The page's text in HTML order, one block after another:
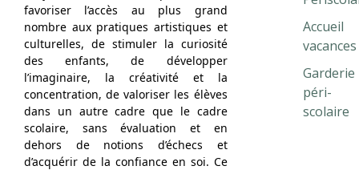
favoriser l’accès au plus grand
nombre aux pratiques artistiques et
culturelles, de stimuler la curiosité
des enfants, de développer
l’imaginaire, la créativité et la
concentration, de valoriser les élèves
dans un autre cadre que le cadre
scolaire, sans évaluation et en
dehors de notions d’échecs et
d’acquérir de la confiance en soi. Ce
Accueil
vacances
Garderie
péri-
scolaire